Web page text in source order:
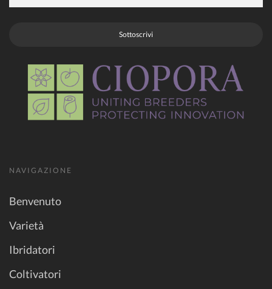
Sottoscrivi
NAVIGAZIONE
Benvenuto
Varietà
Ibridatori
Coltivatori